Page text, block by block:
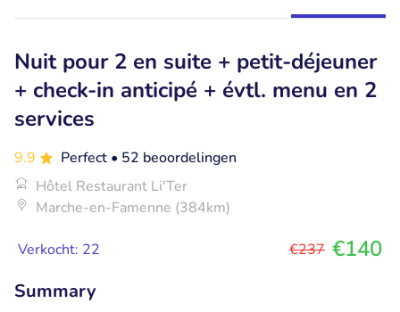
Nuit pour 2 en suite + petit-déjeuner
+ check-in anticipé + évtl. menu en 2
services
9.9 Perfect • 52 beoordelingen
Hôtel Restaurant Li'Ter
Marche-en-Famenne (384km)
Verkocht: 22 €237 €140
Summary